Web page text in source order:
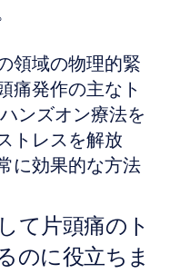
領域の物理的緊
痛発作の主なト
ンズオン療法を
トレスを解放
に効果的な方法
て片頭痛のト
のに役立ちま